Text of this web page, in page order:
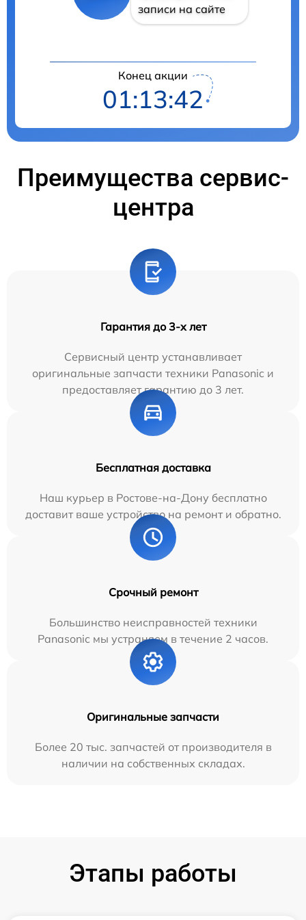
записи на сайте
Конец акции
01:13:42
Преимущества сервис-
центра
Гарантия до 3-х лет
Сервисный центр устанавливает
оригинальные запчасти техники Panasonic и
предоставляет гарантию до 3 лет.
Бесплатная доставка
Наш курьер в Ростове-на-Дону бесплатно
доставит ваше устройство на ремонт и обратно.
Срочный ремонт
Большинство неисправностей техники
Panasonic мы устраняем в течение 2 часов.
Оригинальные запчасти
Более 20 тыс. запчастей от производителя в
наличии на собственных складах.
Этапы работы